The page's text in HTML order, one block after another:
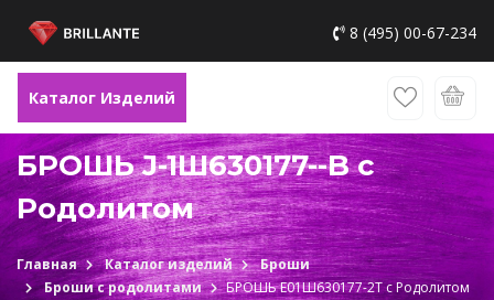
8 (495) 00-67-234
Каталог Изделий
БРОШЬ J-1Ш630177--B с
Родолитом
Главная Каталог изделий
Броши
Броши с родолитами
БРОШЬ Е01Ш630177-2Т с Родолитом